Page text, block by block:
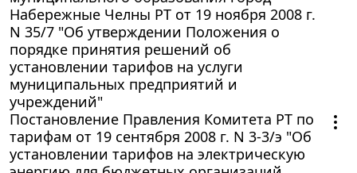
Набережные Челны РТ от 19 ноября 2008 г.
N 35/7 "Об утверждении Положения о
порядке принятия решений об
установлении тарифов на услуги
муниципальных предприятий и
учреждений"
Постановление Правления Комитета РТ по
тарифам от 19 сентября 2008 г. N 3-3/э "Об
установлении тарифов на электрическую